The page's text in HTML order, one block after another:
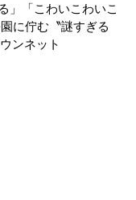
」「こわいこわいこ
に佇む〝謎すぎる
ンネット